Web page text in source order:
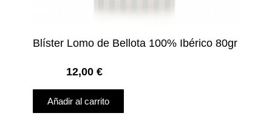
Blíster Lomo de Bellota 100% Ibérico 80gr
12,00 €
Añadir al carrito